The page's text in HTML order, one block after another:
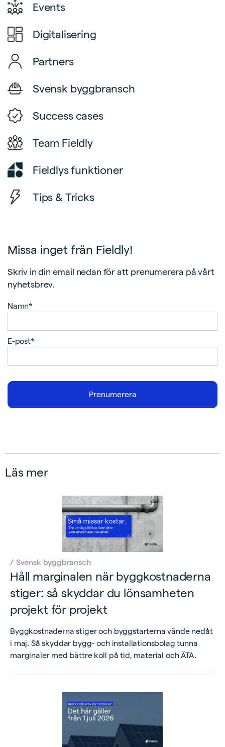
Events
Digitalisering
Partners
Svensk byggbransch
Success cases
Team Fieldly
Fieldlys funktioner
Tips & Tricks
Missa inget från Fieldly!
Skriv in din email nedan för att prenumerera på vårt
nyhetsbrev.
Namn*
E-post*
Läs mer
/ Svensk byggbransch
Håll marginalen när byggkostnaderna
stiger: så skyddar du lönsamheten
projekt för projekt
Byggkostnaderna stiger och byggstarterna vände nedåt
i maj. Så skyddar bygg- och installationsbolag tunna
marginaler med bättre koll på tid, material och ÄTA.